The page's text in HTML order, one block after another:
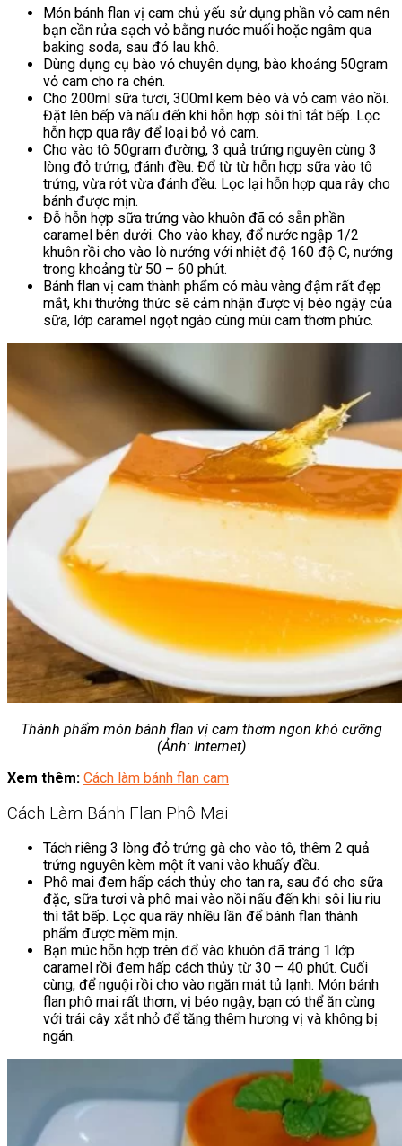
Món bánh flan vị cam chủ yếu sử dụng phần vỏ cam nên
bạn cần rửa sạch vỏ bằng nước muối hoặc ngâm qua
baking soda, sau đó lau khô.
Dùng dụng cụ bào vỏ chuyên dụng, bào khoảng 50gram
vỏ cam cho ra chén.
Cho 200ml sữa tươi, 300ml kem béo và vỏ cam vào nồi.
Đặt lên bếp và nấu đến khi hỗn hợp sôi thì tắt bếp. Lọc
hỗn hợp qua rây để loại bỏ vỏ cam.
Cho vào tô 50gram đường, 3 quả trứng nguyên cùng 3
lòng đỏ trứng, đánh đều. Đổ từ từ hỗn hợp sữa vào tô
trứng, vừa rót vừa đánh đều. Lọc lại hỗn hợp qua rây cho
bánh được mịn.
Đỗ hỗn hợp sữa trứng vào khuôn đã có sẵn phần
caramel bên dưới. Cho vào khay, đổ nước ngập 1/2
khuôn rồi cho vào lò nướng với nhiệt độ 160 độ C, nướng
trong khoảng từ 50 – 60 phút.
Bánh flan vị cam thành phẩm có màu vàng đậm rất đẹp
mắt, khi thưởng thức sẽ cảm nhận được vị béo ngậy của
sữa, lớp caramel ngọt ngào cùng mùi cam thơm phức.
Thành phẩm món bánh flan vị cam thơm ngon khó cưỡng
(Ảnh: Internet)
Xem thêm: Cách làm bánh flan cam
Cách Làm Bánh Flan Phô Mai
Tách riêng 3 lòng đỏ trứng gà cho vào tô, thêm 2 quả
trứng nguyên kèm một ít vani vào khuấy đều.
Phô mai đem hấp cách thủy cho tan ra, sau đó cho sữa
đặc, sữa tươi và phô mai vào nồi nấu đến khi sôi liu riu
thì tắt bếp. Lọc qua rây nhiều lần để bánh flan thành
phẩm được mềm mịn.
Bạn múc hỗn hợp trên đổ vào khuôn đã tráng 1 lớp
caramel rồi đem hấp cách thủy từ 30 – 40 phút. Cuối
cùng, để nguội rồi cho vào ngăn mát tủ lạnh. Món bánh
flan phô mai rất thơm, vị béo ngậy, bạn có thể ăn cùng
với trái cây xắt nhỏ để tăng thêm hương vị và không bị
ngán.